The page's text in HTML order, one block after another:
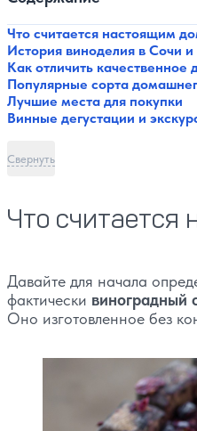
Что считается настоящим
История виноделия в Сочи и
Как отличить
Популярные сорта
Лучшие места для покупки
Винные дегустации и
Свернуть
Что
Давайте для начала
фактически виноградный
Оно изготовленное без